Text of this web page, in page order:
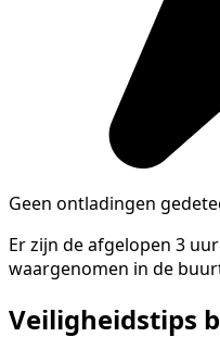
Geen ontladingen
Er zijn de afgelopen 3
waargenomen in de
Veiligheidstips